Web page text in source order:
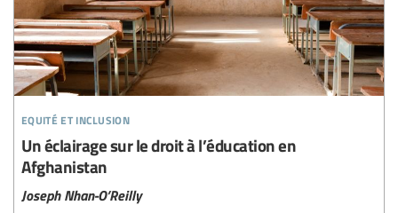
equité et inclusion
Un éclairage sur le droit à l’éducation en
Afghanistan
Joseph Nhan-O’Reilly